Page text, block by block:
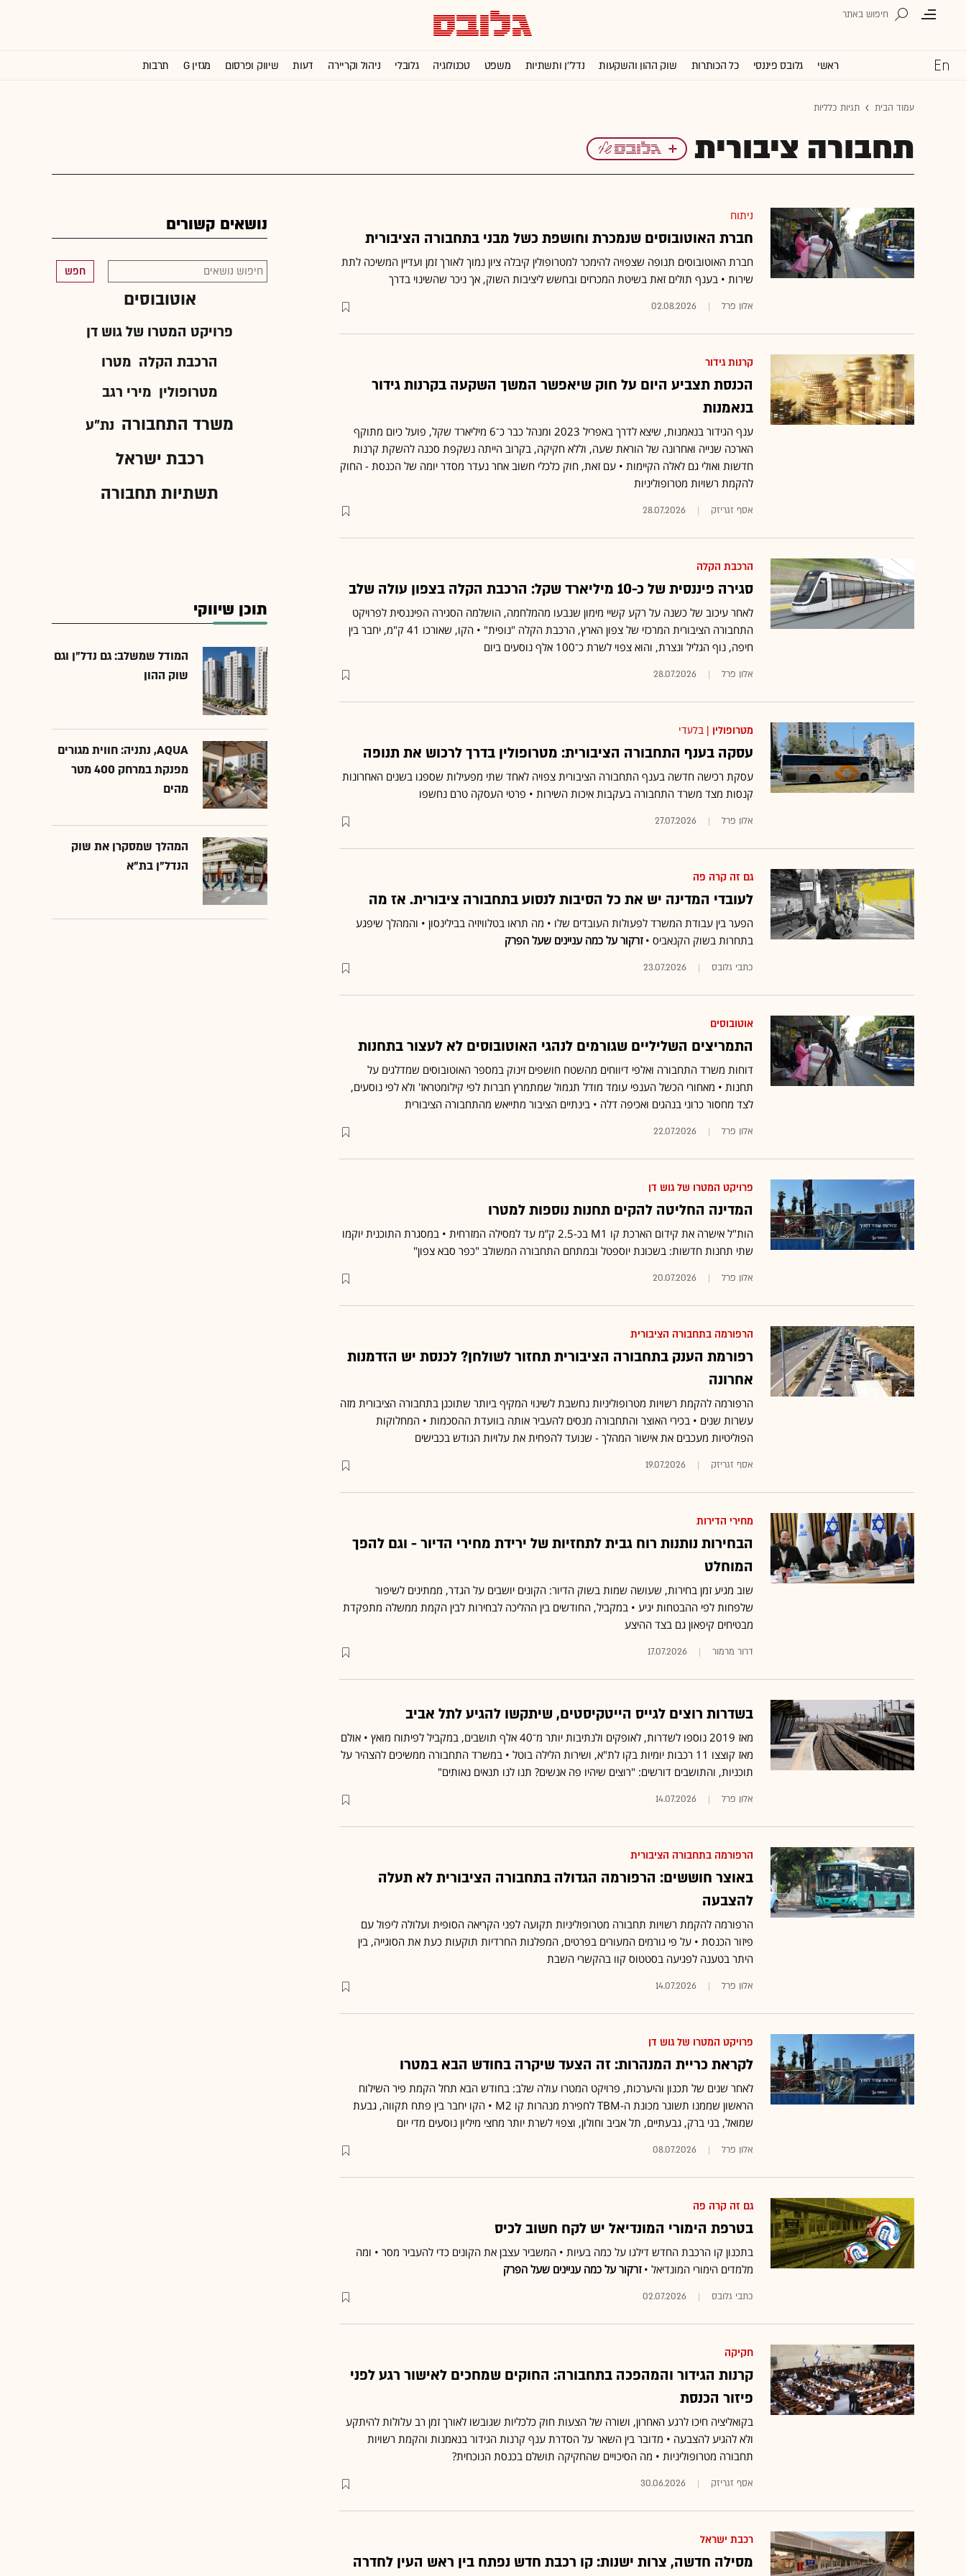
ראשי גלובס פיננסי כל הכותרות שוק ההון והשקעות נדל''ן ותשתיות משפט טכנולוגיה גלובלי ניהול וקריירה דעות שיווק ופרסום מגזין G תרבות
עמוד הבית תגיות כלליות
תחבורה ציבורית
ניתוח
חברת האוטובוסים שנמכרת וחושפת כשל מבני בתחבורה הציבורית
חברת האוטובוסים תנופה שצפויה להימכר למטרופולין קיבלה ציון נמוך לאורך זמן ועדיין המשיכה לתת
שירות • בענף תולים זאת בשיטת המכרזים ובחשש ליציבות השוק, אך ניכר שהשינוי בדרך
אלון פרל 02.08.2026
קרנות גידור
הכנסת תצביע היום על חוק שיאפשר המשך השקעה בקרנות גידור
בנאמנות
ענף הגידור בנאמנות, שיצא לדרך באפריל 2023 ומנהל כבר כ־6 מיליארד שקל, פועל כיום מתוקף
הארכה שנייה ואחרונה של הוראת שעה, וללא חקיקה, בקרוב הייתה נשקפת סכנה להשקת קרנות
חדשות ואולי גם לאלה הקיימות • עם זאת, חוק כלכלי חשוב אחר נעדר מסדר יומה של הכנסת - החוק
להקמת רשויות מטרופוליניות
אסף זגריזק 28.07.2026
הרכבת הקלה
סגירה פיננסית של כ-10 מיליארד שקל: הרכבת הקלה בצפון עולה שלב
לאחר עיכוב של כשנה על רקע קשיי מימון שנבעו מהמלחמה, הושלמה הסגירה הפיננסית לפרויקט
התחבורה הציבורית המרכזי של צפון הארץ, הרכבת הקלה "נופית" • הקו, שאורכו 41 ק"מ, יחבר בין
חיפה, נוף הגליל ונצרת, והוא צפוי לשרת כ־100 אלף נוסעים ביום
אלון פרל 28.07.2026
מטרופולין | בלעדי
עסקה בענף התחבורה הציבורית: מטרופולין בדרך לרכוש את תנופה
עסקת רכישה חדשה בענף התחבורה הציבורית צפויה לאחד שתי מפעילות שספגו בשנים האחרונות
קנסות מצד משרד התחבורה בעקבות איכות השירות • פרטי העסקה טרם נחשפו
אלון פרל 27.07.2026
גם זה קרה פה
לעובדי המדינה יש את כל הסיבות לנסוע בתחבורה ציבורית. אז מה
הפער בין עבודת המשרד לפעולות העובדים שלו • מה תראו בטלוויזיה בבילינסון • והמהלך שיפגע
בתחרות בשוק הקנאביס •זרקור על כמה עניינים שעל הפרק
כתבי גלובס 23.07.2026
אוטובוסים
התמריצים השליליים שגורמים לנהגי האוטובוסים לא לעצור בתחנות
דוחות משרד התחבורה ואלפי דיווחים מהשטח חושפים זינוק במספר האוטובוסים שמדלגים על
תחנות • מאחורי הכשל הענפי עומד מודל תגמול שמתמרץ חברות לפי קילומטראז' ולא לפי נוסעים,
לצד מחסור כרוני בנהגים ואכיפה דלה • בינתיים הציבור מתייאש מהתחבורה הציבורית
אלון פרל 22.07.2026
פרויקט המטרו של גוש דן
המדינה החליטה להקים תחנות נוספות למטרו
הות"ל אישרה את קידום הארכת קו M1 בכ-2.5 ק”מ עד למסילה המזרחית • במסגרת התוכנית יוקמו
שתי תחנות חדשות: בשכונת יוספטל ובמתחם התחבורה המשולב "כפר סבא צפון"
אלון פרל 20.07.2026
הרפורמה בתחבורה הציבורית
רפורמת הענק בתחבורה הציבורית תחזור לשולחן? לכנסת יש הזדמנות
אחרונה
הרפורמה להקמת רשויות מטרופוליניות נחשבת לשינוי המקיף ביותר שתוכנן בתחבורה הציבורית מזה
עשרות שנים • בכירי האוצר והתחבורה מנסים להעביר אותה בוועדת ההסכמות • המחלוקות
הפוליטיות מעכבים את אישור המהלך - שנועד להפחית את עלויות הגודש בכבישים
אסף זגריזק 19.07.2026
מחירי הדירות
הבחירות נותנות רוח גבית לתחזיות של ירידת מחירי הדיור - וגם להפך
המוחלט
שוב מגיע זמן בחירות, שעושה שמות בשוק הדיור: הקונים יושבים על הגדר, ממתינים לשיפור
שלפחות לפי ההבטחות יגיע • במקביל, החודשים בין ההליכה לבחירות לבין הקמת ממשלה מתפקדת
מבטיחים קיפאון גם בצד ההיצע
דרור מרמור 17.07.2026
בשדרות רוצים לגייס הייטקיסטים, שיתקשו להגיע לתל אביב
מאז 2019 נוספו לשדרות, לאופקים ולנתיבות יותר מ־40 אלף תושבים, במקביל לפיתוח מואץ • אולם
מאז קוצצו 11 רכבות יומיות בקו לת"א, ושירות הלילה בוטל • במשרד התחבורה ממשיכים להצהיר על
תוכניות, והתושבים דורשים: "רוצים שיהיו פה אנשים? תנו לנו תנאים נאותים"
אלון פרל 14.07.2026
הרפורמה בתחבורה הציבורית
באוצר חוששים: הרפורמה הגדולה בתחבורה הציבורית לא תעלה
להצבעה
הרפורמה להקמת רשויות תחבורה מטרופוליניות תקועה לפני הקריאה הסופית ועלולה ליפול עם
פיזור הכנסת • על פי גורמים המעורים בפרטים, המפלגות החרדיות תוקעות כעת את הסוגייה, בין
היתר בטענה לפגיעה בסטטוס קוו בהקשרי השבת
אלון פרל 14.07.2026
פרויקט המטרו של גוש דן
לקראת כריית המנהרות: זה הצעד שיקרה בחודש הבא במטרו
לאחר שנים של תכנון והיערכות, פרויקט המטרו עולה שלב: בחודש הבא תחל הקמת פיר השילוח
הראשון שממנו תשוגר מכונת ה-TBM לחפירת מנהרות קו M2 • הקו יחבר בין פתח תקווה, גבעת
שמואל, בני ברק, גבעתיים, תל אביב וחולון, וצפוי לשרת יותר מחצי מיליון נוסעים מדי יום
אלון פרל 08.07.2026
גם זה קרה פה
בטרפת הימורי המונדיאל יש לקח חשוב לכיס
בתכנון קו הרכבת החדש דילגו על כמה בעיות • המשביר עצבן את הקונים כדי להעביר מסר • ומה
מלמדים הימורי המונדיאל •זרקור על כמה עניינים שעל הפרק
כתבי גלובס 02.07.2026
חקיקה
קרנות הגידור והמהפכה בתחבורה: החוקים שמחכים לאישור רגע לפני
פיזור הכנסת
בקואליציה חיכו לרגע האחרון, ושורה של הצעות חוק כלכליות שגובשו לאורך זמן רב עלולות להיתקע
ולא להגיע להצבעה • מדובר בין השאר על הסדרת ענף קרנות הגידור בנאמנות והקמת רשויות
תחבורה מטרופוליניות • מה הסיכויים שהחקיקה תושלם בכנסת הנוכחית?
אסף זגריזק 30.06.2026
רכבת ישראל
מסילה חדשה, צרות ישנות: קו רכבת חדש נפתח בין ראש העין לחדרה
נושאים קשורים
חפש
אוטובוסים
פרויקט המטרו של גוש דן
הרכבת הקלה מטרו
מטרופולין מירי רגב
משרד התחבורה נת"ע
רכבת ישראל
תשתיות תחבורה
תוכן שיווקי
המודל שמשלב: גם נדל"ן וגם
שוק ההון
AQUA, נתניה: חווית מגורים
מפנקת במרחק 400 מטר
מהים
המהלך שמסקרן את שוק
הנדל"ן בת"א